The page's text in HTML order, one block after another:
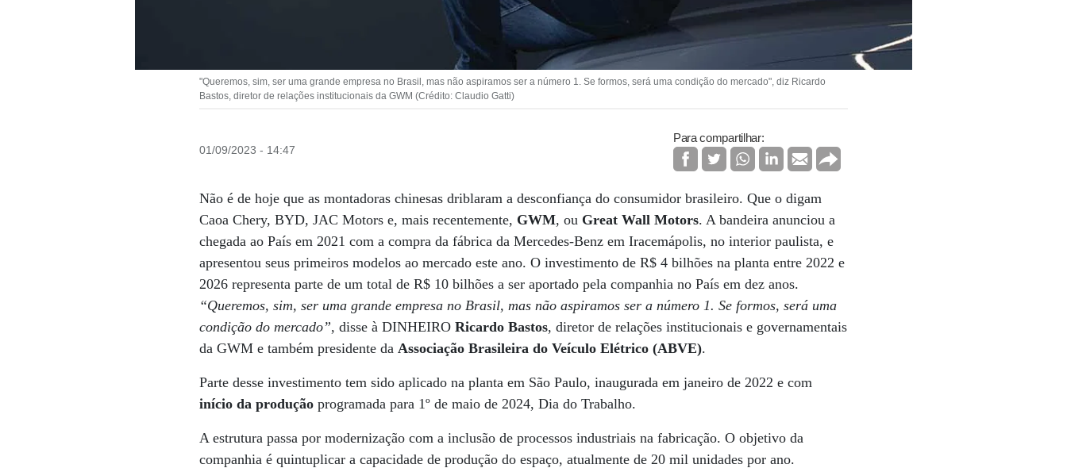
"Queremos, sim, ser uma grande empresa no Brasil, mas não aspiramos ser a número 1. Se formos, será uma condição do mercado", diz Ricardo
Bastos, diretor de relações institucionais da GWM (Crédito: Claudio Gatti)
01/09/2023 - 14:47
Para compartilhar:
Não é de hoje que as montadoras chinesas driblaram a desconfiança do consumidor brasileiro. Que o digam
Caoa Chery, BYD, JAC Motors e, mais recentemente, GWM, ou Great Wall Motors. A bandeira anunciou a
chegada ao País em 2021 com a compra da fábrica da Mercedes-Benz em Iracemápolis, no interior paulista, e
apresentou seus primeiros modelos ao mercado este ano. O investimento de R$ 4 bilhões na planta entre 2022 e
2026 representa parte de um total de R$ 10 bilhões a ser aportado pela companhia no País em dez anos.
“Queremos, sim, ser uma grande empresa no Brasil, mas não aspiramos ser a número 1. Se formos, será uma
condição do mercado”, disse à DINHEIRORicardo Bastos, diretor de relações institucionais e governamentais
da GWM e também presidente daAssociação Brasileira do Veículo Elétrico (ABVE).
Parte desse investimento tem sido aplicado na planta em São Paulo, inaugurada em janeiro de 2022 e com
início da produção programada para 1º de maio de 2024, Dia do Trabalho.
A estrutura passa por modernização com a inclusão de processos industriais na fabricação. O objetivo da
companhia é quintuplicar a capacidade de produção do espaço, atualmente de 20 mil unidades por ano.